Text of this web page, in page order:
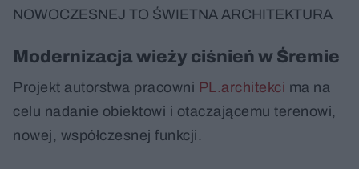
NOWOCZESNEJ TO ŚWIETNA ARCHITEKTURA
Modernizacja wieży ciśnień w Śremie
Projekt autorstwa pracowni PL.architekci ma na
celu nadanie obiektowi i otaczającemu terenowi,
nowej, współczesnej funkcji.